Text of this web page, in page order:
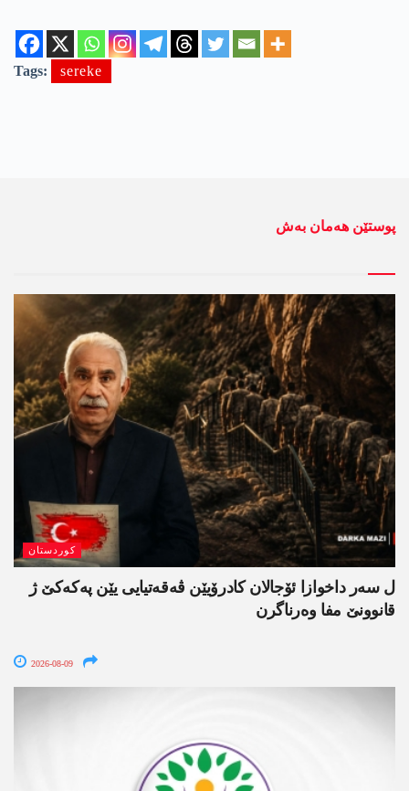
Tags: sereke
پوستێن ھەمان بەش
کوردستان
ل سەر داخوازا ئۆجالان کادرۆیێن ڤەقەتیایی یێن پەکەکێ ژ
قانوونێ مفا وەرناگرن
2026-08-09